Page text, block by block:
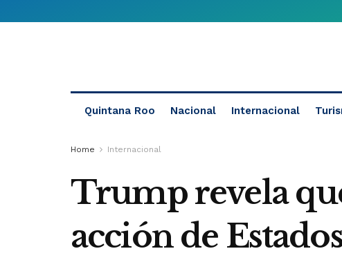
Quintana Roo Nacional Internacional
Home Internacional
Trump revela
acción de